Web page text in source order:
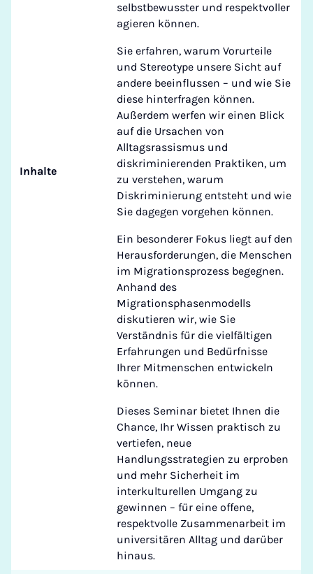
Inhalte
selbstbewusster und respektvoller
agieren können.
Sie erfahren, warum Vorurteile
und Stereotype unsere Sicht auf
andere beeinflussen – und wie Sie
diese hinterfragen können.
Außerdem werfen wir einen Blick
auf die Ursachen von
Alltagsrassismus und
diskriminierenden Praktiken, um
zu verstehen, warum
Diskriminierung entsteht und wie
Sie dagegen vorgehen können.
Ein besonderer Fokus liegt auf den
Herausforderungen, die Menschen
im Migrationsprozess begegnen.
Anhand des
Migrationsphasenmodells
diskutieren wir, wie Sie
Verständnis für die vielfältigen
Erfahrungen und Bedürfnisse
Ihrer Mitmenschen entwickeln
können.
Dieses Seminar bietet Ihnen die
Chance, Ihr Wissen praktisch zu
vertiefen, neue
Handlungsstrategien zu erproben
und mehr Sicherheit im
interkulturellen Umgang zu
gewinnen – für eine offene,
respektvolle Zusammenarbeit im
universitären Alltag und darüber
hinaus.